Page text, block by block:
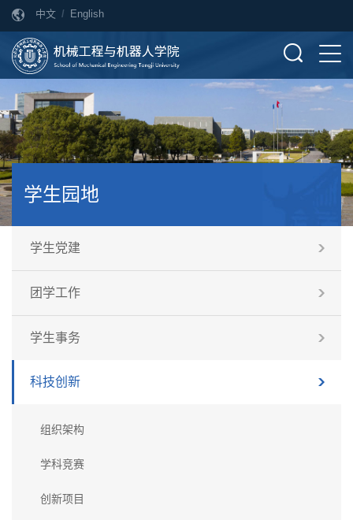
中文 / English
学生园地
学生党建
团学工作
学生事务
科技创新
组织架构
学科竞赛
创新项目